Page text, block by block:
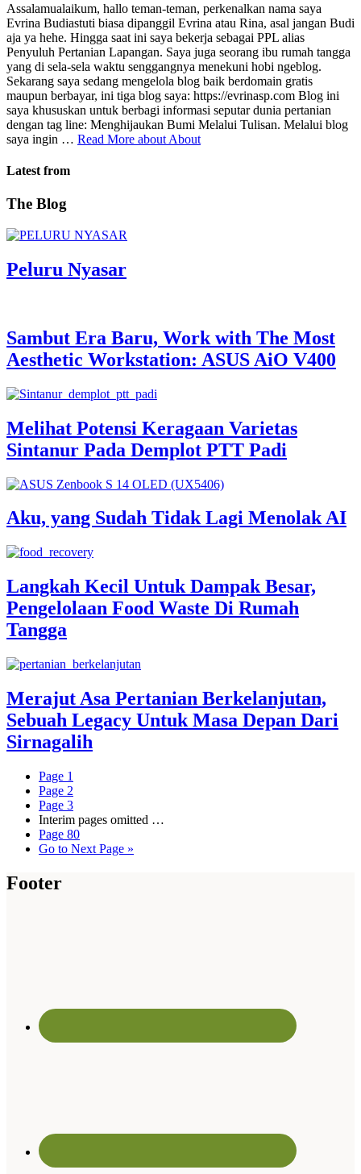
Assalamualaikum, hallo teman-teman, perkenalkan nama saya
Evrina Budiastuti biasa dipanggil Evrina atau Rina, asal jangan Budi
aja ya hehe. Hingga saat ini saya bekerja sebagai PPL alias
Penyuluh Pertanian Lapangan. Saya juga seorang ibu rumah tangga
yang di sela-sela waktu senggangnya menekuni hobi ngeblog.
Sekarang saya sedang mengelola blog baik berdomain gratis
maupun berbayar, ini tiga blog saya: https://evrinasp.com Blog ini
saya khususkan untuk berbagi informasi seputar dunia pertanian
dengan tag line: Menghijaukan Bumi Melalui Tulisan. Melalui blog
saya ingin … Read More about About
Latest from
The Blog
Peluru Nyasar
Sambut Era Baru, Work with The Most
Aesthetic Workstation: ASUS AiO V400
Melihat Potensi Keragaan Varietas
Sintanur Pada Demplot PTT Padi
Aku, yang Sudah Tidak Lagi Menolak AI
Langkah Kecil Untuk Dampak Besar,
Pengelolaan Food Waste Di Rumah
Tangga
Merajut Asa Pertanian Berkelanjutan,
Sebuah Legacy Untuk Masa Depan Dari
Sirnagalih
Page 1
Page 2
Page 3
Interim pages omitted …
Page 80
Go to Next Page »
Footer